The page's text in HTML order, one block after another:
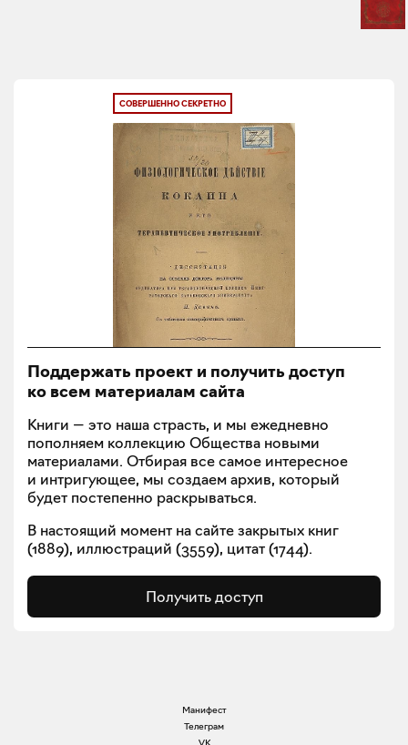
СОВЕРШЕННО СЕКРЕТНО
Поддержать проект и получить доступ
ко всем материалам сайта
Книги — это наша страсть, и мы ежедневно
пополняем коллекцию Общества новыми
материалами. Отбирая все самое интересное
и интригующее, мы создаем архив, который
будет постепенно раскрываться.
В настоящий момент на сайте закрытых книг
(1889), иллюстраций (3559), цитат (1744).
Получить доступ
Манифест
Телеграм
VK